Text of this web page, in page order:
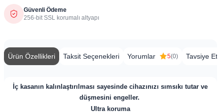
Güvenli Ödeme
256-bit SSL korumalı altyapı
Ürün Özellikleri Taksit Seçenekleri Yorumlar 5(0) Tavsiye Et
İç kasanın kalınlaştırılması sayesinde cihazınızı sımsıkı tutar ve
düşmesini engeller.
Ultra koruma